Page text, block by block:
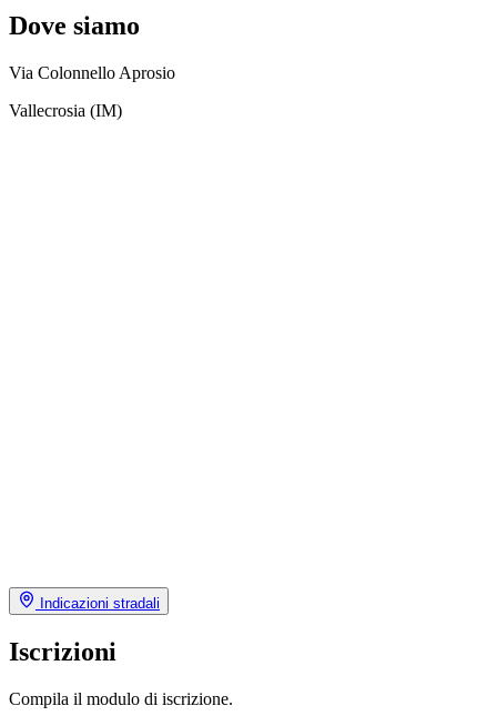
Dove siamo
Via Colonnello Aprosio
Vallecrosia (IM)
Indicazioni stradali
Iscrizioni
Compila il modulo di iscrizione.